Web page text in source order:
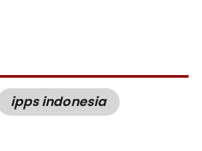
ipps indonesia